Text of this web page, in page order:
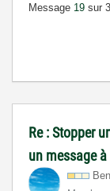
Message 19 sur
Re : Stopper
un message